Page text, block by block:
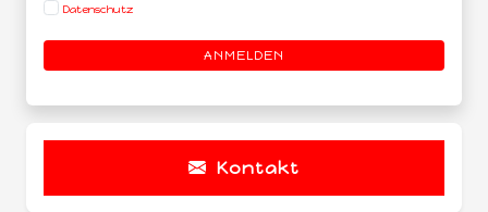
Datenschutz
ANMELDEN
Kontakt